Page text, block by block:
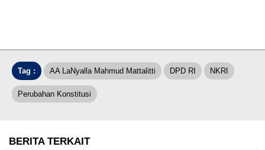
Tag : AA LaNyalla Mahmud Mattalitti DPD RI NKRI
Perubahan Konstitusi
BERITA TERKAIT